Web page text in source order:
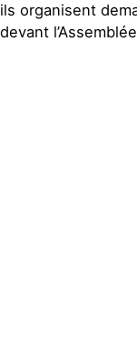
ils organisent
devant